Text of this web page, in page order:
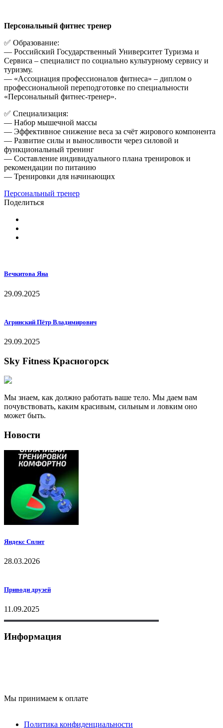
Персональный фитнес тренер
✅ Образование:
— Российский Государственный Университет Туризма и
Сервиса – специалист по социально культурному сервису и
туризму.
— «Ассоциация профессионалов фитнеса» – диплом о
профессиональной переподготовке по специальности
«Персональный фитнес-тренер».
✅ Специализация:
— Набор мышечной массы
— Эффективное снижение веса за счёт жирового компонента
— Развитие силы и выносливости через силовой и
функциональный тренинг
— Составление индивидуального плана тренировок и
рекомендации по питанию
— Тренировки для начинающих
Персональный тренер
Поделиться
Вечкитова Яна
29.09.2025
Агринский Пётр Владимирович
29.09.2025
Sky Fitness Красногорск
Мы знаем, как должно работать ваше тело. Мы даем вам
почувствовать, каким красивым, сильным и ловким оно
может быть.
Новости
Яндекс Сплит
28.03.2026
Приводи друзей
11.09.2025
Информация
Мы принимаем к оплате
Политика конфиденциальности